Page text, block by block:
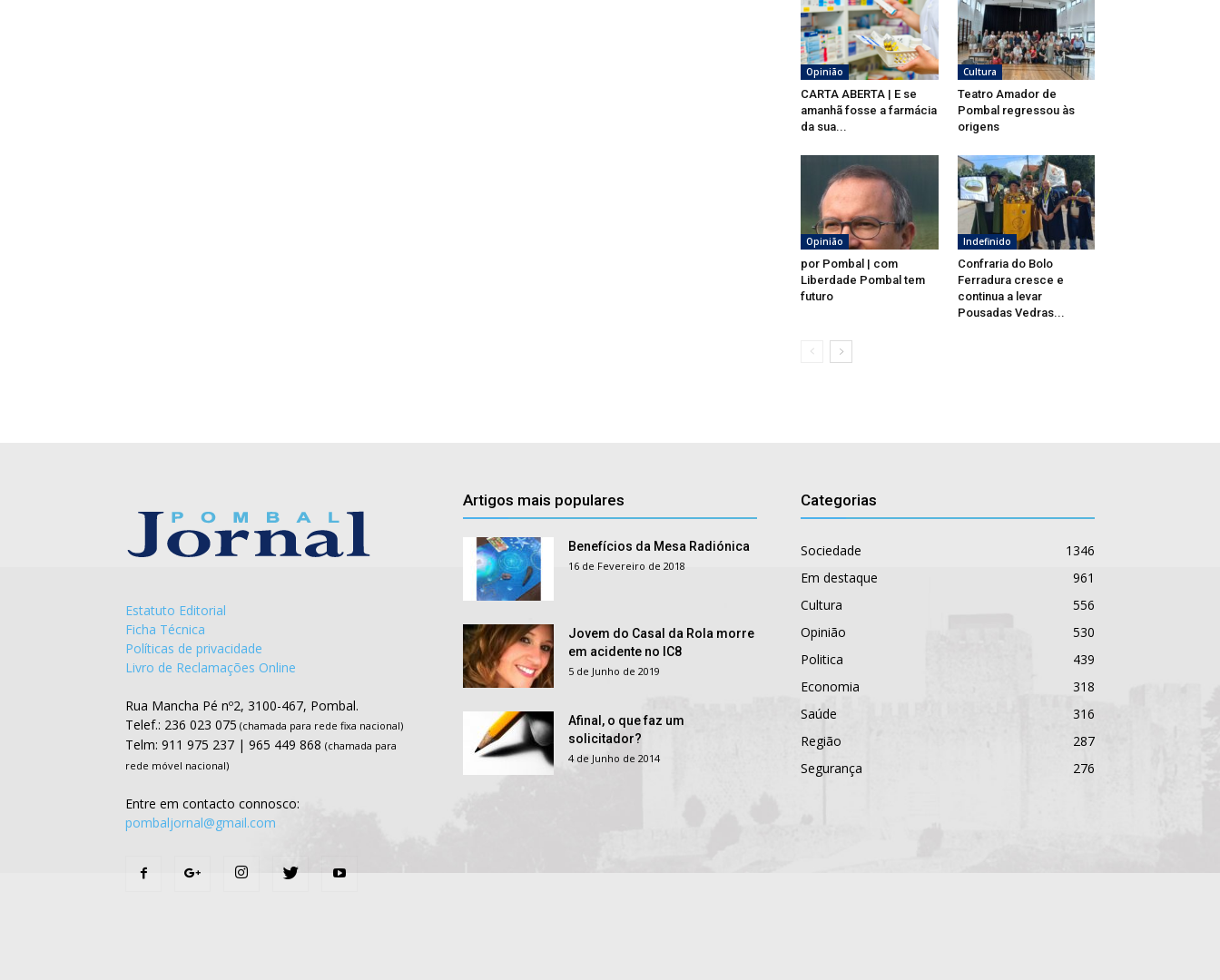
Opinião
CARTA ABERTA | E se
amanhã fosse a farmácia
da sua...
Cultura
Teatro Amador de
Pombal regressou às
origens
Opinião
por Pombal | com
Liberdade Pombal tem
futuro
Indefinido
Confraria do Bolo
Ferradura cresce e
continua a levar
Pousadas Vedras...
Estatuto Editorial
Ficha Técnica
Políticas de privacidade
Livro de Reclamações Online
Rua Mancha Pé nº2, 3100-467, Pombal.
Telef.: 236 023 075 (chamada para rede fixa nacional)
Telm: 911 975 237 | 965 449 868 (chamada para
rede móvel nacional)
Entre em contacto connosco:
pombaljornal@gmail.com
Artigos mais populares
Benefícios da Mesa Radiónica
16 de Fevereiro de 2018
Jovem do Casal da Rola morre
em acidente no IC8
5 de Junho de 2019
Afinal, o que faz um
solicitador?
4 de Junho de 2014
Categorias
Sociedade
1346
Em destaque
961
Cultura
556
Opinião
530
Politica
439
Economia
318
Saúde
316
Região
287
Segurança
276